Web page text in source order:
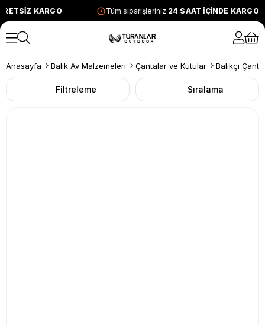
KARGO Tüm siparişleriniz24 SAAT İÇİNDE KARGODA
Anasayfa Balık Av Malzemeleri Çantalar ve Kutular Balıkçı
Filtreleme Sıralama